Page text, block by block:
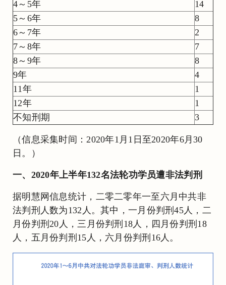
4～5年
14
5～6年
8
6～7年
2
7～8年
7
8～9年
8
9年
4
11年
1
12年
1
不知刑期
3
（信息采集时间：2020年1月1日至2020年6月30
日。）
一、2020年上半年132名法轮功学员遭非法判刑
据明慧网信息统计，二零二零年一至六月中共非
法判刑人数为132人。其中，一月份判刑45人，二
月份判刑20人，三月份判刑18人，四月份判刑18
人，五月份判刑15人，六月份判刑16人。